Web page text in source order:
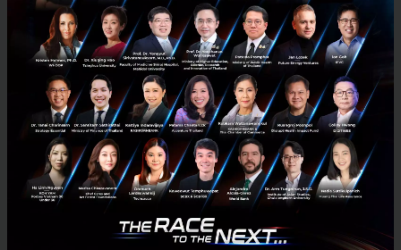
เกณฑ์ จะได้รับสิทธิพิเศษต่าง ๆ เพื่อช่วยพยุงธุรกิจ
ยาวๆ 5 ปี แต่ถ้าเป็นบริษัทสายเทคโนโลยีขั้นสูง
(Deep Tech) รัฐอาจต่อเวลาให้สูงสุดถึง 10 ปี
Government Support Measuresมาตรการ
สนับสนุนแบบ Full-scale จากภาครัฐ ที่ไม่ใช่แค่ลด
ภาษี แต่เป็นการติดปีกให้สตาร์ตอัปในทุกมิติ
ลดภาษี:ให้สิทธิประโยชน์ทางภาษี และเชื่อม
สิทธิจาก BOI
ปลดล็อกวีซ่า:มีช่องทางด่วน (Fast-track) ดึง
คนเก่งจากต่างชาติเข้ามาทำงานในไทยได้ง่าย